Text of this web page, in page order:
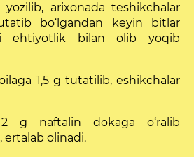
yozilib, arixonada teshikchalar
bo‘lgandan keyin bitlar
ehtiyotlik bilan olib yoqib
1,5 g tutatilib, eshikchalar
g naftalin dokaga o‘ralib
ertalab olinadi.